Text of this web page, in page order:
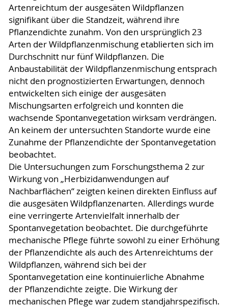
Artenreichtum der ausgesäten Wildpflanzen
signifikant über die Standzeit, während ihre
Pflanzendichte zunahm. Von den ursprünglich 23
Arten der Wildpflanzenmischung etablierten sich im
Durchschnitt nur fünf Wildpflanzen. Die
Anbaustabilität der Wildpflanzenmischung entsprach
nicht den prognostizierten Erwartungen, dennoch
entwickelten sich einige der ausgesäten
Mischungsarten erfolgreich und konnten die
wachsende Spontanvegetation wirksam verdrängen.
An keinem der untersuchten Standorte wurde eine
Zunahme der Pflanzendichte der Spontanvegetation
beobachtet.
Die Untersuchungen zum Forschungsthema 2 zur
Wirkung von „Herbizidanwendungen auf
Nachbarflächen“ zeigten keinen direkten Einfluss auf
die ausgesäten Wildpflanzenarten. Allerdings wurde
eine verringerte Artenvielfalt innerhalb der
Spontanvegetation beobachtet. Die durchgeführte
mechanische Pflege führte sowohl zu einer Erhöhung
der Pflanzendichte als auch des Artenreichtums der
Wildpflanzen, während sich bei der
Spontanvegetation eine kontinuierliche Abnahme
der Pflanzendichte zeigte. Die Wirkung der
mechanischen Pflege war zudem standjahrspezifisch.